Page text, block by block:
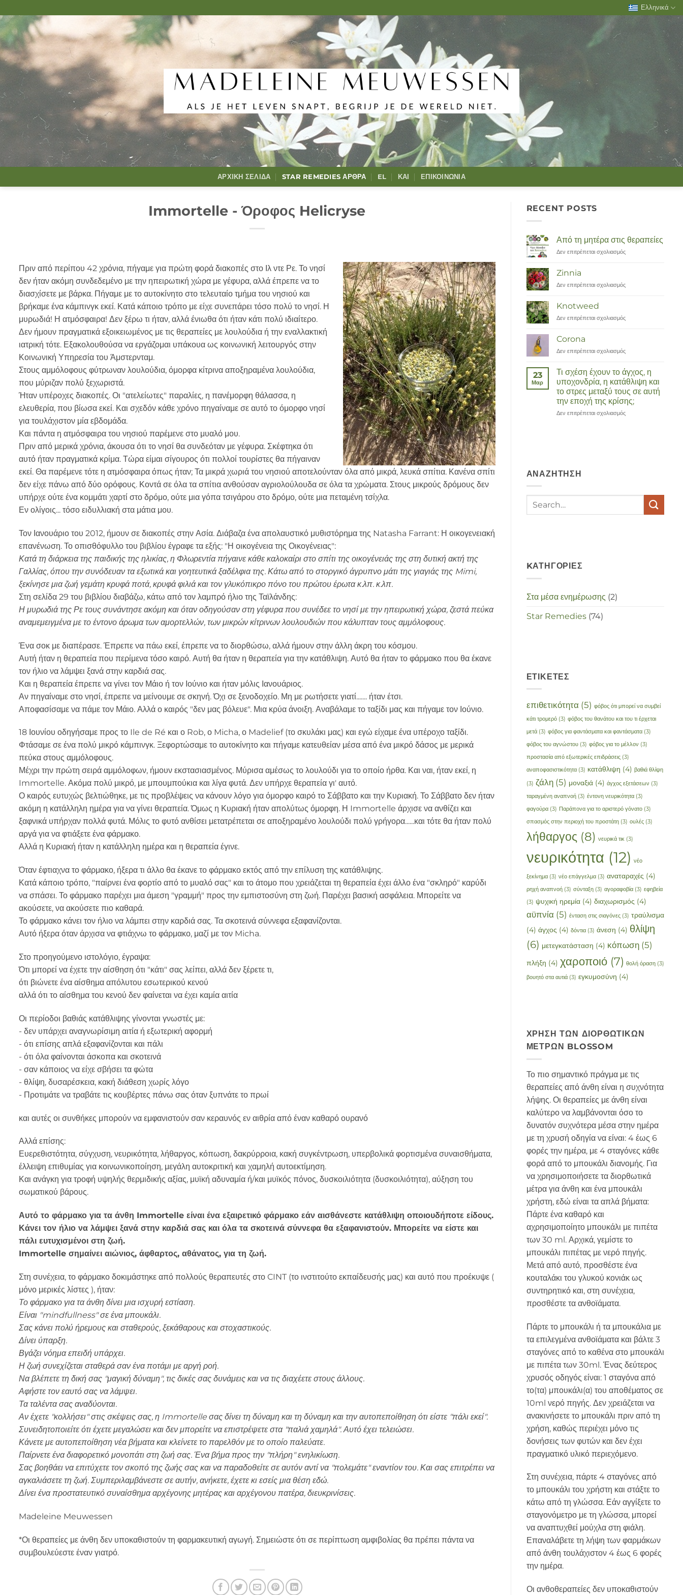
στο
περιεχόμενο
Ελληνικά
ΑΡΧΙΚΉ ΣΕΛΊΔΑ STAR REMEDIES ΆΡΘΡΑ EL ΚΑΙ ΕΠΙΚΟΙΝΩΝΊΑ
Immortelle - Όροφος Helicryse
Πριν από περίπου 42 χρόνια, πήγαμε για πρώτη φορά διακοπές στο Ιλ ντε Ρε. Το νησί
δεν ήταν ακόμη συνδεδεμένο με την ηπειρωτική χώρα με γέφυρα, αλλά έπρεπε να το
διασχίσετε με βάρκα. Πήγαμε με το αυτοκίνητο στο τελευταίο τμήμα του νησιού και
βρήκαμε ένα κάμπινγκ εκεί. Κατά κάποιο τρόπο με είχε συνεπάρει τόσο πολύ το νησί. Η
μυρωδιά! Η ατμόσφαιρα! Δεν ξέρω τι ήταν, αλλά ένιωθα ότι ήταν κάτι πολύ ιδιαίτερο.
Δεν ήμουν πραγματικά εξοικειωμένος με τις θεραπείες με λουλούδια ή την εναλλακτική
ιατρική τότε. Εξακολουθούσα να εργάζομαι υπάκουα ως κοινωνική λειτουργός στην
Κοινωνική Υπηρεσία του Άμστερνταμ.
Στους αμμόλοφους φύτρωναν λουλούδια, όμορφα κίτρινα αποξηραμένα λουλούδια,
που μύριζαν πολύ ξεχωριστά.
Ήταν υπέροχες διακοπές. Οι "ατελείωτες" παραλίες, η πανέμορφη θάλασσα, η
ελευθερία, που βίωσα εκεί. Και σχεδόν κάθε χρόνο πηγαίναμε σε αυτό το όμορφο νησί
για τουλάχιστον μία εβδομάδα.
Και πάντα η ατμόσφαιρα του νησιού παρέμενε στο μυαλό μου.
Πριν από μερικά χρόνια, άκουσα ότι το νησί θα συνδεόταν με γέφυρα. Σκέφτηκα ότι
αυτό ήταν πραγματικά κρίμα. Τώρα είμαι σίγουρος ότι πολλοί τουρίστες θα πήγαιναν
εκεί. Θα παρέμενε τότε η ατμόσφαιρα όπως ήταν; Τα μικρά χωριά του νησιού αποτελούνταν όλα από μικρά, λευκά σπίτια. Κανένα σπίτι
δεν είχε πάνω από δύο ορόφους. Κοντά σε όλα τα σπίτια ανθούσαν αγριολούλουδα σε όλα τα χρώματα. Στους μικρούς δρόμους δεν
υπήρχε ούτε ένα κομμάτι χαρτί στο δρόμο, ούτε μια γόπα τσιγάρου στο δρόμο, ούτε μια πεταμένη τσίχλα.
Εν ολίγοις... τόσο ειδυλλιακή στα μάτια μου.
Τον Ιανουάριο του 2012, ήμουν σε διακοπές στην Ασία. Διάβαζα ένα απολαυστικό μυθιστόρημα της Natasha Farrant: Η οικογενειακή
επανένωση. Το οπισθόφυλλο του βιβλίου έγραφε τα εξής: "Η οικογένεια της Οικογένειας":
Κατά τη διάρκεια της παιδικής της ηλικίας, η Φλωρεντία πήγαινε κάθε καλοκαίρι στο σπίτι της οικογένειάς της στη δυτική ακτή της
Γαλλίας, όπου την συνόδευαν τα εξωτικά και γοητευτικά ξαδέλφια της. Κάτω από το στοργικό άγρυπνο μάτι της γιαγιάς της Mimi,
ξεκίνησε μια ζωή γεμάτη κρυφά ποτά, κρυφά φιλιά και τον γλυκόπικρο πόνο του πρώτου έρωτα κ.λπ. κ.λπ.
Στη σελίδα 29 του βιβλίου διαβάζω, κάτω από τον λαμπρό ήλιο της Ταϊλάνδης:
Η μυρωδιά της Ρε τους συνάντησε ακόμη και όταν οδηγούσαν στη γέφυρα που συνέδεε το νησί με την ηπειρωτική χώρα, ζεστά πεύκα
αναμεμειγμένα με το έντονο άρωμα των αμορτελλών, των μικρών κίτρινων λουλουδιών που κάλυπταν τους αμμόλοφους.
Ένα σοκ με διαπέρασε. Έπρεπε να πάω εκεί, έπρεπε να το διορθώσω, αλλά ήμουν στην άλλη άκρη του κόσμου.
Αυτή ήταν η θεραπεία που περίμενα τόσο καιρό. Αυτή θα ήταν η θεραπεία για την κατάθλιψη. Αυτό θα ήταν το φάρμακο που θα έκανε
τον ήλιο να λάμψει ξανά στην καρδιά σας.
Και η θεραπεία έπρεπε να γίνει τον Μάιο ή τον Ιούνιο και ήταν μόλις Ιανουάριος.
Αν πηγαίναμε στο νησί, έπρεπε να μείνουμε σε σκηνή. Όχι σε ξενοδοχείο. Μη με ρωτήσετε γιατί....... ήταν έτσι.
Αποφασίσαμε να πάμε τον Μάιο. Αλλά ο καιρός "δεν μας βόλευε". Μια κρύα άνοιξη. Αναβάλαμε το ταξίδι μας και πήγαμε τον Ιούνιο.
18 Ιουνίου οδηγήσαμε προς το Ile de Ré και ο Rob, ο Micha, ο Madelief (το σκυλάκι μας) και εγώ είχαμε ένα υπέροχο ταξίδι.
Φτάσαμε σε ένα πολύ μικρό κάμπινγκ. Ξεφορτώσαμε το αυτοκίνητο και πήγαμε κατευθείαν μέσα από ένα μικρό δάσος με μερικά
πεύκα στους αμμόλοφους.
Μέχρι την πρώτη σειρά αμμόλοφων, ήμουν εκστασιασμένος. Μύρισα αμέσως το λουλούδι για το οποίο ήρθα. Και ναι, ήταν εκεί, η
Immortelle. Ακόμα πολύ μικρό, με μπουμπούκια και λίγα φυτά. Δεν υπήρχε θεραπεία γι' αυτό.
Ο καιρός ευτυχώς βελτιώθηκε, με τις προβλέψεις να κάνουν λόγο για όμορφο καιρό το Σάββατο και την Κυριακή. Το Σάββατο δεν ήταν
ακόμη η κατάλληλη ημέρα για να γίνει θεραπεία. Όμως η Κυριακή ήταν απολύτως όμορφη. Η Immortelle άρχισε να ανθίζει και
ξαφνικά υπήρχαν πολλά φυτά. Μόλις το φυτό ανθίσει μετατρέπεται σε αποξηραμένο λουλούδι πολύ γρήγορα......και τότε θα ήταν πολύ
αργά για να φτιάξετε ένα φάρμακο.
Αλλά η Κυριακή ήταν η κατάλληλη ημέρα και η θεραπεία έγινε.
Όταν έφτιαχνα το φάρμακο, ήξερα τι άλλο θα έκανε το φάρμακο εκτός από την επίλυση της κατάθλιψης.
Κατά κάποιο τρόπο, "παίρνει ένα φορτίο από το μυαλό σας" και το άτομο που χρειάζεται τη θεραπεία έχει άλλο ένα "σκληρό" καρύδι
να σπάσει. Το φάρμακο παρέχει μια άμεση "γραμμή" προς την εμπιστοσύνη στη ζωή. Παρέχει βασική ασφάλεια. Μπορείτε να
ακούσετε, να ακούσετε πιο καθαρά.
Το φάρμακο κάνει τον ήλιο να λάμπει στην καρδιά σας. Τα σκοτεινά σύννεφα εξαφανίζονται.
Αυτό ήξερα όταν άρχισα να φτιάχνω το φάρμακο, μαζί με τον Micha.
Στο προηγούμενο ιστολόγιο, έγραψα:
Ότι μπορεί να έχετε την αίσθηση ότι "κάτι" σας λείπει, αλλά δεν ξέρετε τι,
ότι βιώνετε ένα αίσθημα απόλυτου εσωτερικού κενού
αλλά ότι το αίσθημα του κενού δεν φαίνεται να έχει καμία αιτία
Οι περίοδοι βαθιάς κατάθλιψης γίνονται γνωστές με:
- δεν υπάρχει αναγνωρίσιμη αιτία ή εξωτερική αφορμή
- ότι επίσης απλά εξαφανίζονται και πάλι
- ότι όλα φαίνονται άσκοπα και σκοτεινά
- σαν κάποιος να είχε σβήσει τα φώτα
- θλίψη, δυσαρέσκεια, κακή διάθεση χωρίς λόγο
- Προτιμάτε να τραβάτε τις κουβέρτες πάνω σας όταν ξυπνάτε το πρωί
και αυτές οι συνθήκες μπορούν να εμφανιστούν σαν κεραυνός εν αιθρία από έναν καθαρό ουρανό
Αλλά επίσης:
Ευερεθιστότητα, σύγχυση, νευρικότητα, λήθαργος, κόπωση, δακρύρροια, κακή συγκέντρωση, υπερβολικά φορτισμένα συναισθήματα,
έλλειψη επιθυμίας για κοινωνικοποίηση, μεγάλη αυτοκριτική και χαμηλή αυτοεκτίμηση.
Και ανάγκη για τροφή υψηλής θερμιδικής αξίας, μυϊκή αδυναμία ή/και μυϊκός πόνος, δυσκοιλιότητα (δυσκοιλιότητα), αύξηση του
σωματικού βάρους.
Αυτό το φάρμακο για τα άνθη Immortelle είναι ένα εξαιρετικό φάρμακο εάν αισθάνεστε κατάθλιψη οποιουδήποτε είδους.
Κάνει τον ήλιο να λάμψει ξανά στην καρδιά σας και όλα τα σκοτεινά σύννεφα θα εξαφανιστούν. Μπορείτε να είστε και
πάλι ευτυχισμένοι στη ζωή.
Immortelle σημαίνει αιώνιος, άφθαρτος, αθάνατος, για τη ζωή.
Στη συνέχεια, το φάρμακο δοκιμάστηκε από πολλούς θεραπευτές στο CINT (το ινστιτούτο εκπαίδευσής μας) και αυτό που προέκυψε (
μόνο μερικές λίστες ), ήταν:
Το φάρμακο για τα άνθη δίνει μια ισχυρή εστίαση.
Είναι "mindfullness" σε ένα μπουκάλι.
Σας κάνει πολύ ήρεμους και σταθερούς, ξεκάθαρους και στοχαστικούς.
Δίνει ύπαρξη.
Βγάζει νόημα επειδή υπάρχει.
Η ζωή συνεχίζεται σταθερά σαν ένα ποτάμι με αργή ροή.
Να βλέπετε τη δική σας "μαγική δύναμη", τις δικές σας δυνάμεις και να τις διαχέετε στους άλλους.
Αφήστε τον εαυτό σας να λάμψει.
Τα ταλέντα σας αναδύονται.
Αν έχετε "κολλήσει" στις σκέψεις σας, η Immortelle σας δίνει τη δύναμη και τη δύναμη και την αυτοπεποίθηση ότι είστε "πάλι εκεί".
Συνειδητοποιείτε ότι έχετε μεγαλώσει και δεν μπορείτε να επιστρέψετε στα "παλιά χαμηλά". Αυτό έχει τελειώσει.
Κάνετε με αυτοπεποίθηση νέα βήματα και κλείνετε το παρελθόν με το οποίο παλεύατε.
Παίρνετε ένα διαφορετικό μονοπάτι στη ζωή σας. Ένα βήμα προς την "πλήρη" ενηλικίωση.
Σας βοηθάει να επιτύχετε τον σκοπό της ζωής σας και να παραδοθείτε σε αυτόν αντί να "πολεμάτε" εναντίον του. Και σας επιτρέπει να
αγκαλιάσετε τη ζωή. Συμπεριλαμβάνεστε σε αυτήν, ανήκετε, έχετε κι εσείς μια θέση εδώ.
Δίνει ένα προστατευτικό συναίσθημα αρχέγονης μητέρας και αρχέγονου πατέρα, διευκρινίσεις.
Madeleine Meuwessen
*Οι θεραπείες με άνθη δεν υποκαθιστούν τη φαρμακευτική αγωγή. Σημειώστε ότι σε περίπτωση αμφιβολίας θα πρέπει πάντα να
συμβουλεύεστε έναν γιατρό.
RECENT POSTS
Από τη μητέρα στις θεραπείες
Δεν επιτρέπεται σχολιασμόςστο
Remedies
Zinnia
Δεν επιτρέπεται σχολιασμόςστο
Knotweed
Δεν επιτρέπεται σχολιασμόςστο
Corona
Δεν επιτρέπεται σχολιασμόςστο
23
Μαρ
Τι σχέση έχουν το άγχος, η
υποχονδρία, η κατάθλιψη και
το στρες μεταξύ τους σε αυτή
την εποχή της κρίσης;
Δεν επιτρέπεται σχολιασμόςστο
in
ΑΝΑΖΉΤΗΣΗ
KΑΤΗΓΟΡΊΕΣ
Στα μέσα ενημέρωσης (2)
Star Remedies(74)
ΕΤΙΚΈΤΕΣ
επιθετικότητα(5) φόβος ότι μπορεί να συμβεί
κάτι τρομερό(3) φόβος του θανάτου και του τι έρχεται
μετά(3) φόβος για φαντάσματα και φαντάσματα(3)
φόβος του αγνώστου(3) φόβος για το μέλλον (3)
προστασία από εξωτερικές επιδράσεις(3)
αναποφασιστικότητα(3) κατάθλιψη (4) βαθιά θλίψη
(3) ζάλη(5) μοναξιά(4) άγχος εξετάσεων (3)
ταραγμένη αναπνοή(3) έντονη νευρικότητα(3)
φαγούρα(3) Παράπονα για το αριστερό γόνατο(3)
σπασμός στην περιοχή του προστάτη(3) ουλές(3)
λήθαργος (8) νευρικά τικ(3)
νευρικότητα (12) νέο
ξεκίνημα(3) νέο επάγγελμα(3) αναταραχές (4)
ρηχή αναπνοή(3) σύνταξη(3) αγοραφοβία(3) εφηβεία
(3) ψυχική ηρεμία(4) διαχωρισμός (4)
αϋπνία(5) ένταση στις σιαγόνες(3) τραύλισμα
(4) άγχος (4) δόντια(3) άνεση (4) θλίψη
(6) μετεγκατάσταση (4) κόπωση(5)
πλήξη (4) χαροποιό(7) θολή όραση(3)
βουητό στα αυτιά(3) εγκυμοσύνη (4)
ΧΡΉΣΗ ΤΩΝ ΔΙΟΡΘΩΤΙΚΏΝ
ΜΈΤΡΩΝ BLOSSOM
Το πιο σημαντικό πράγμα με τις
θεραπείες από άνθη είναι η συχνότητα
λήψης. Οι θεραπείες με άνθη είναι
καλύτερο να λαμβάνονται όσο το
δυνατόν συχνότερα μέσα στην ημέρα
με τη χρυσή οδηγία να είναι: 4 έως 6
φορές την ημέρα, με 4 σταγόνες κάθε
φορά από το μπουκάλι διανομής. Για
να χρησιμοποιήσετε τα διορθωτικά
μέτρα για άνθη και ένα μπουκάλι
χρήστη, εδώ είναι τα απλά βήματα:
Πάρτε ένα καθαρό και
αχρησιμοποίητο μπουκάλι με πιπέτα
των 30 ml. Αρχικά, γεμίστε το
μπουκάλι πιπέτας με νερό πηγής.
Μετά από αυτό, προσθέστε ένα
κουταλάκι του γλυκού κονιάκ ως
συντηρητικό και, στη συνέχεια,
προσθέστε τα ανθοϊάματα.
Πάρτε το μπουκάλι ή τα μπουκάλια με
τα επιλεγμένα ανθοϊάματα και βάλτε 3
σταγόνες από το καθένα στο μπουκάλι
με πιπέτα των 30ml. Ένας δεύτερος
χρυσός οδηγός είναι: 1 σταγόνα από
το(τα) μπουκάλι(α) του αποθέματος σε
10ml νερό πηγής. Δεν χρειάζεται να
ανακινήσετε το μπουκάλι πριν από τη
χρήση, καθώς περιέχει μόνο τις
δονήσεις των φυτών και δεν έχει
πραγματικό υλικό περιεχόμενο.
Στη συνέχεια, πάρτε 4 σταγόνες από
το μπουκάλι του χρήστη και στάξτε το
κάτω από τη γλώσσα. Εάν αγγίξετε το
σταγονόμετρο με τη γλώσσα, μπορεί
να αναπτυχθεί μούχλα στη φιάλη.
Επαναλάβετε τη λήψη των φαρμάκων
από άνθη τουλάχιστον 4 έως 6 φορές
την ημέρα.
Οι ανθοθεραπείες δεν υποκαθιστούν